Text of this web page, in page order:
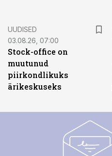
UUDISED
03.08.26, 07:00
Stock-office on
muutunud
piirkondlikuks
ärikeskuseks